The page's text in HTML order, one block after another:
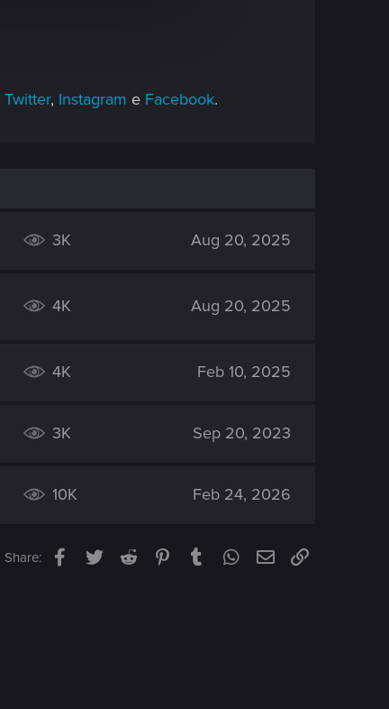
Twitter, Instagram e Facebook.
3K Aug 20, 2025
4K Aug 20, 2025
4K Feb 10, 2025
3K Sep 20, 2023
10K Feb 24, 2026
Share: Facebook
TwitterReddit PinterestTumblrWhatsApp
EmailLink